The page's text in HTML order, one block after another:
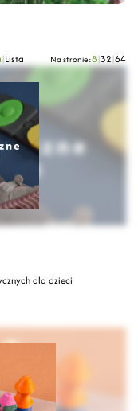
|Lista Na stronie:8|32|64
dla dzieci